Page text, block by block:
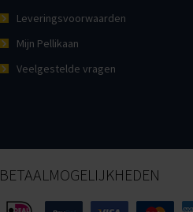
Leveringsvoorwaarden
Mijn Pellikaan
Veelgestelde vragen
BETAALMOGELIJKHEDEN